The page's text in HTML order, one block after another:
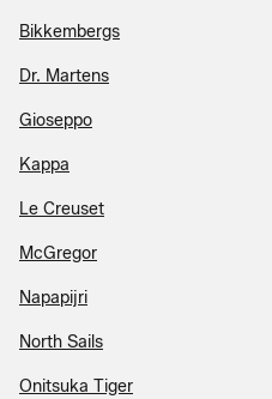
Bikkembergs
Dr. Martens
Gioseppo
Kappa
Le Creuset
McGregor
Napapijri
North Sails
Onitsuka Tiger